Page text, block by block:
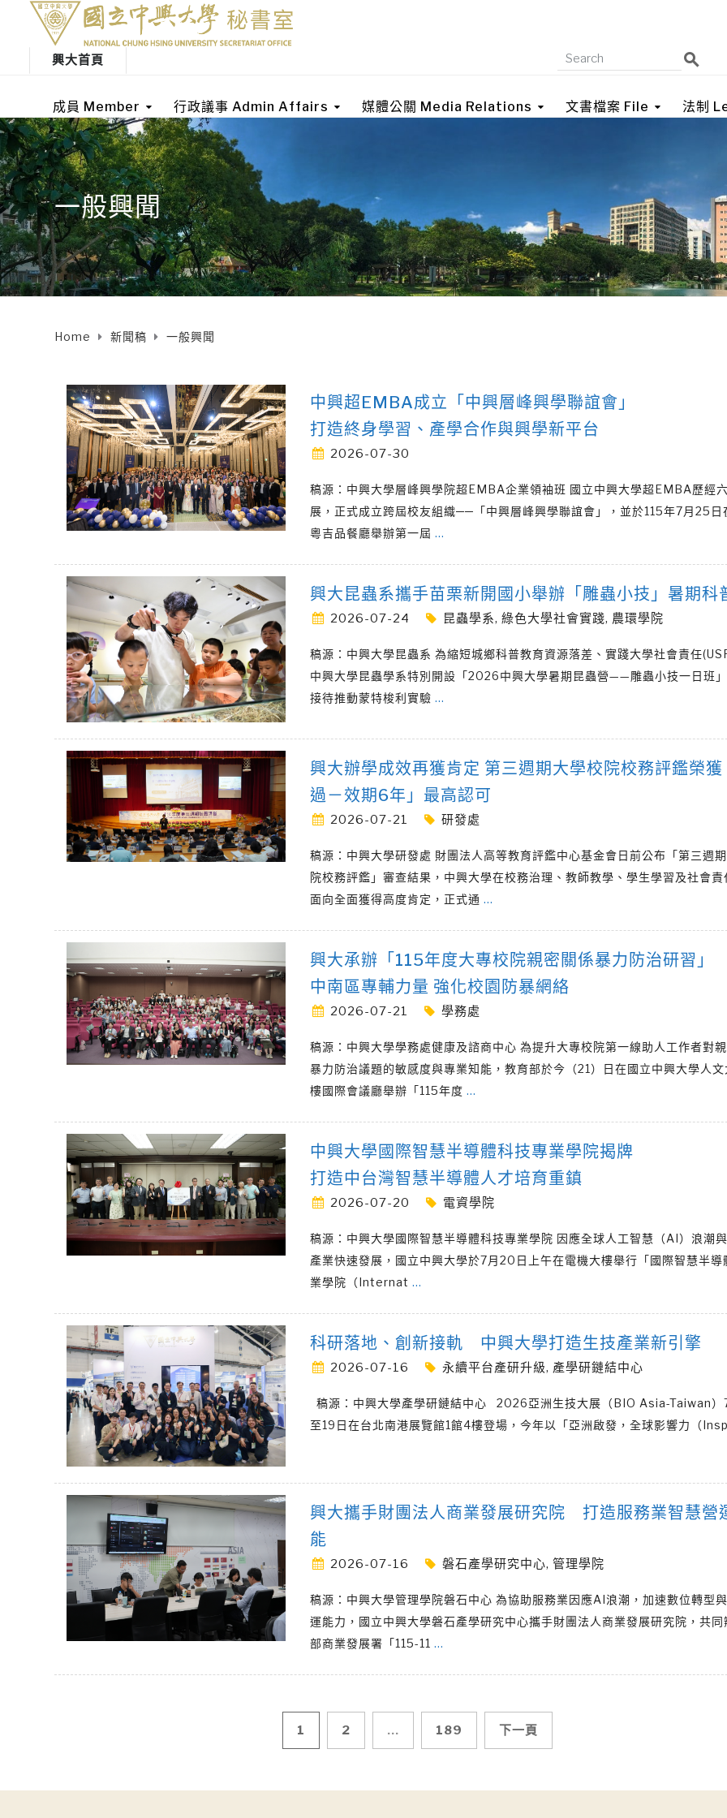
興大首頁
成員 Member 行政議事 Admin Affairs 媒體公關 Media Relations 文書檔案 File 法制
一般興聞
Home 新聞稿 一般興聞
中興超EMBA成立「中興層峰興學聯誼會」
打造終身學習、產學合作與興學新平台
2026-07-30
稿源：中興大學層峰興學院超EMBA企業領袖班 國立中興大學超EMBA歷經
展，正式成立跨屆校友組織──「中興層峰興學聯誼會」，並於115年7月25日
粵吉品餐廳舉辦第一屆 …
興大昆蟲系攜手苗栗新開國小舉辦「雕蟲小技」暑期科
2026-07-24 昆蟲學系, 綠色大學社會實踐, 農環學院
稿源：中興大學昆蟲系 為縮短城鄉科普教育資源落差、實踐大學社會責任
中興大學昆蟲學系特別開設「2026中興大學暑期昆蟲營——雕蟲小技一日班
接待推動蒙特梭利實驗 …
興大辦學成效再獲肯定 第三週期大學校院校務評鑑榮獲
過－效期6年」最高認可
2026-07-21 研發處
稿源：中興大學研發處 財團法人高等教育評鑑中心基金會日前公布「第三週
院校務評鑑」審查結果，中興大學在校務治理、教師教學、學生學習及社會責
面向全面獲得高度肯定，正式通 …
興大承辦「115年度大專校院親密關係暴力防治研習
中南區專輔力量 強化校園防暴網絡
2026-07-21 學務處
稿源：中興大學學務處健康及諮商中心 為提升大專校院第一線助人工作者對
暴力防治議題的敏感度與專業知能，教育部於今（21）日在國立中興大學人文
樓國際會議廳舉辦「115年度 …
中興大學國際智慧半導體科技專業學院揭牌
打造中台灣智慧半導體人才培育重鎮
2026-07-20 電資學院
稿源：中興大學國際智慧半導體科技專業學院 因應全球人工智慧（AI）浪潮
產業快速發展，國立中興大學於7月20日上午在電機大樓舉行「國際智慧半導
業學院（Internat …
科研落地、創新接軌 中興大學打造生技產業新引擎
2026-07-16 永續平台產研升級, 產學研鏈結中心
稿源：中興大學產學研鏈結中心 2026亞洲生技大展（BIO Asia-Taiwan）
至19日在台北南港展覽館1館4樓登場，今年以「亞洲啟發，全球影響力（
興大攜手財團法人商業發展研究院 打造服務業智慧營
能
2026-07-16 磐石產學研究中心, 管理學院
稿源：中興大學管理學院磐石中心 為協助服務業因應AI浪潮，加速數位轉型
運能力，國立中興大學磐石產學研究中心攜手財團法人商業發展研究院，共同
部商業發展署「115-11 …
1 2 ... 189 下一頁